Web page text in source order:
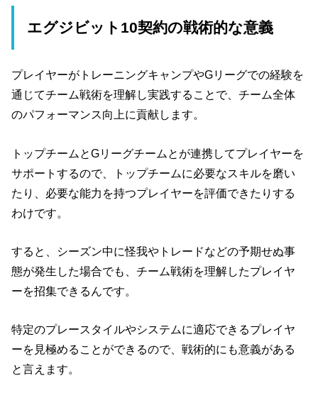
エグジビット10契約の戦術的な意義
プレイヤーがトレーニングキャンプやGリーグでの経験を
通じてチーム戦術を理解し実践することで、チーム全体
のパフォーマンス向上に貢献します。
トップチームとGリーグチームとが連携してプレイヤーを
サポートするので、トップチームに必要なスキルを磨い
たり、必要な能力を持つプレイヤーを評価できたりする
わけです。
すると、シーズン中に怪我やトレードなどの予期せぬ事
態が発生した場合でも、チーム戦術を理解したプレイヤ
ーを招集できるんです。
特定のプレースタイルやシステムに適応できるプレイヤ
ーを見極めることができるので、戦術的にも意義がある
と言えます。